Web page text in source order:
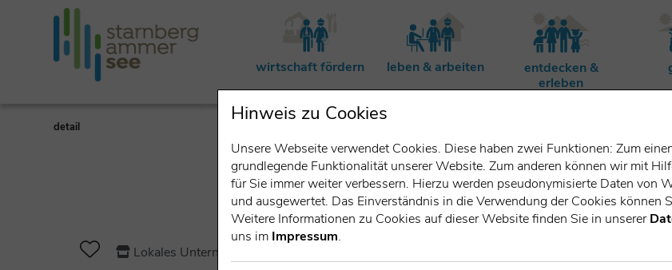
wirtschaft fördern leben & arbeiten
entdecken &
erleben
detail
Lokales Unternehmen
Hinweis zu Cookies
Unsere Webseite verwendet Cookies. Diese haben zwei Funktionen: Zum
grundlegende Funktionalität unserer Website. Zum anderen können wir mit
für Sie immer weiter verbessern. Hierzu werden pseudonymisierte Daten von
und ausgewertet. Das Einverständnis in die Verwendung der Cookies können
Weitere Informationen zu Cookies auf dieser Website finden Sie in unserer
uns im Impressum.